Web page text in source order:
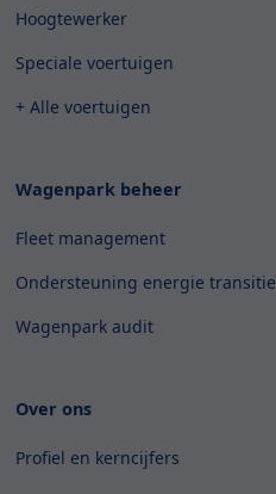
Hoogtewerker
Speciale voertuigen
+ Alle voertuigen
Wagenpark beheer
Fleet management
Ondersteuning energie transitie
Wagenpark audit
Over ons
Profiel en kerncijfers